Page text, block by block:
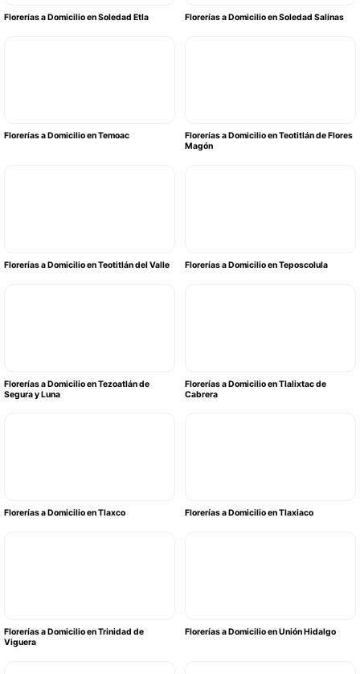
Florerías a Domicilio en Soledad Etla Florerías a Domicilio en Soledad Salinas
Florerías a Domicilio en Temoac
Florerías a Domicilio en Teotitlán de Flores
Magón
Florerías a Domicilio en Teotitlán del Valle Florerías a Domicilio en Teposcolula
Florerías a Domicilio en Tezoatlán de
Segura y Luna
Florerías a Domicilio en Tlalixtac de
Cabrera
Florerías a Domicilio en Tlaxco Florerías a Domicilio en Tlaxiaco
Florerías a Domicilio en Trinidad de
Viguera
Florerías a Domicilio en Unión Hidalgo